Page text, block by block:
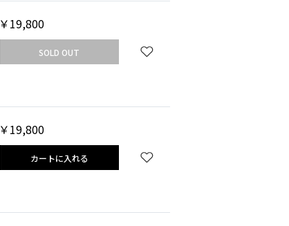
￥19,800
SOLD OUT
￥19,800
カートに入れる